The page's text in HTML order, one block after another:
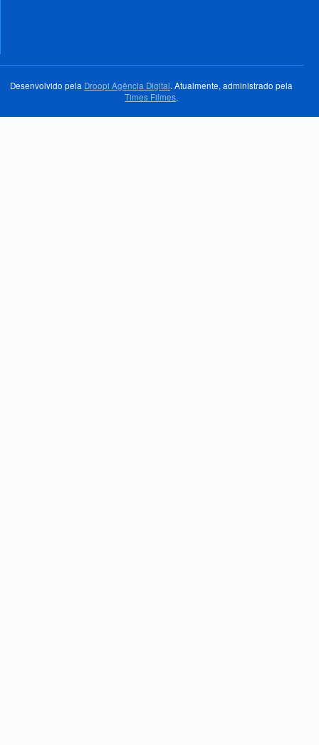
Desenvolvido pela Droopi Agência Digital. Atualmente, administrado pela
Times Filmes.